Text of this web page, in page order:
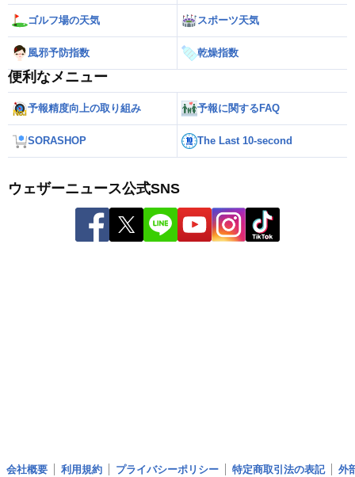
ゴルフ場の天気 スポーツ天気
風邪予防指数 乾燥指数
便利なメニュー
予報精度向上の取り組み 予報に関するFAQ
SORASHOP The Last 10-second
ウェザーニュース公式SNS
会社概要 利用規約 プライバシーポリシー 特定商取引法の表記 外